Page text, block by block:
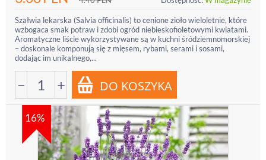
Szałwia lekarska (Salvia officinalis) to cenione zioło wieloletnie, które
wzbogaca smak potraw i zdobi ogród niebieskofioletowymi kwiatami.
Aromatyczne liście wykorzystywane są w kuchni śródziemnomorskiej
– doskonale komponują się z mięsem, rybami, serami i sosami,
dodając im unikalnego,...
− +
16%